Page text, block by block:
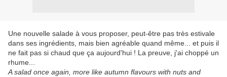
Une nouvelle salade à vous proposer, peut-être pas très estivale
dans ses ingrédients, mais bien agréable quand même... et puis il
ne fait pas si chaud que ça aujourd'hui ! La preuve, j'ai choppé un
rhume...
A salad once again, more like autumn flavours with nuts and